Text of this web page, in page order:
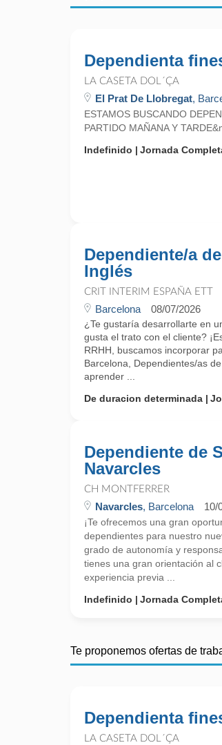
Dependienta
LA CASETA DOL´ÇA
El Prat De Llobregat,
ESTAMOS BUSCANDO
PARTIDO MAÑANA Y
Indefinido
Jornada
Dependiente/a
Inglés
CRIT INTERIM ESPAÑA ETT
Barcelona 08/07/2026
¿Te gustaría desarrollarte en
gusta el trato con el cliente?
RRHH, buscamos incorporar
Barcelona, Dependientes/as
aprender ...
De duracion determinada
Dependiente de
Navarcles
CH MONTFERRER
Navarcles, Barcelona 10/
¡Te ofrecemos una gran
dependientes para nuestro
grado de autonomía y
tienes una gran orientación al
experiencia previa ...
Indefinido
Jornada
Te proponemos ofertas de
Dependienta
LA CASETA DOL´ÇA